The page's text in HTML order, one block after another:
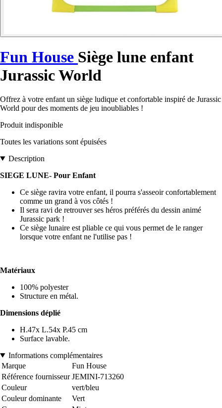
Fun House Siège lune enfant
Jurassic World
Offrez à votre enfant un siège ludique et confortable inspiré de Jurassic
World pour des moments de jeu inoubliables !
Produit indisponible
Toutes les variations sont épuisées
Description
SIEGE LUNE- Pour Enfant
Ce siège ravira votre enfant, il pourra s'asseoir confortablement
comme un grand à vos côtés !
Il sera ravi de retrouver ses héros préférés du dessin animé
Jurassic park !
Ce siège lunaire est pliable ce qui vous permet de le ranger
lorsque votre enfant ne l'utilise pas !
Matériaux
100% polyester
Structure en métal.
Dimensions déplié
H.47x L.54x P.45 cm
Surface lavable.
Informations complémentaires
Marque
Fun House
Référence fournisseur JEMINI-713260
Couleur
vert/bleu
Couleur dominante
Vert